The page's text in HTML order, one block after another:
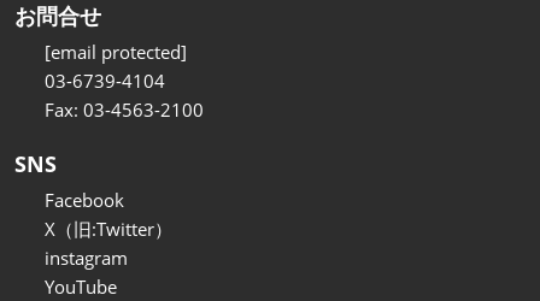
お問合せ
[email protected]
03-6739-4104
Fax: 03-4563-2100
SNS
Facebook
X（旧:Twitter）
instagram
YouTube